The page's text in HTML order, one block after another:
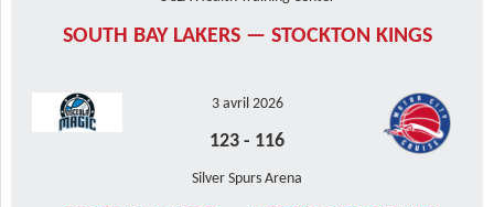
SOUTH BAY LAKERS — STOCKTON KINGS
3 avril 2026
123 - 116
Silver Spurs Arena